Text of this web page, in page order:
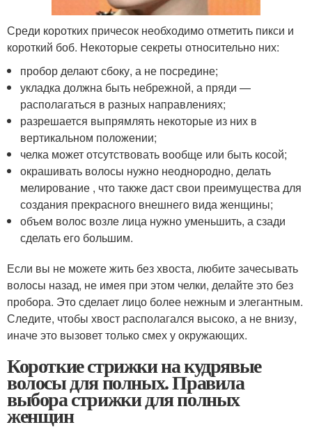
Среди коротких причесок необходимо отметить пикси и
короткий боб. Некоторые секреты относительно них:
пробор делают сбоку, а не посредине;
укладка должна быть небрежной, а пряди —
располагаться в разных направлениях;
разрешается выпрямлять некоторые из них в
вертикальном положении;
челка может отсутствовать вообще или быть косой;
окрашивать волосы нужно неоднородно, делать
мелирование , что также даст свои преимущества для
создания прекрасного внешнего вида женщины;
объем волос возле лица нужно уменьшить, а сзади
сделать его большим.
Если вы не можете жить без хвоста, любите зачесывать
волосы назад, не имея при этом челки, делайте это без
пробора. Это сделает лицо более нежным и элегантным.
Следите, чтобы хвост располагался высоко, а не внизу,
иначе это вызовет только смех у окружающих.
Короткие стрижки на кудрявые
волосы для полных. Правила
выбора стрижки для полных
женщин